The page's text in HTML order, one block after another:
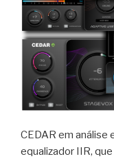
CEDAR em
equalizador IIR,